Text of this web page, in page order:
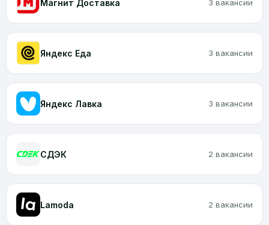
Магнит Доставка 3 вакансии
Яндекс Еда 3 вакансии
Яндекс Лавка 3 вакансии
CДЭК 2 вакансии
Lamoda 2 вакансии